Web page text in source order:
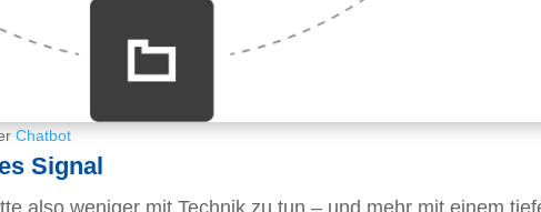
Chatbot
Signal
also weniger mit Technik zu tun – und mehr mit einem